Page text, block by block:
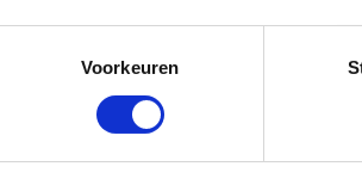
Voorkeuren